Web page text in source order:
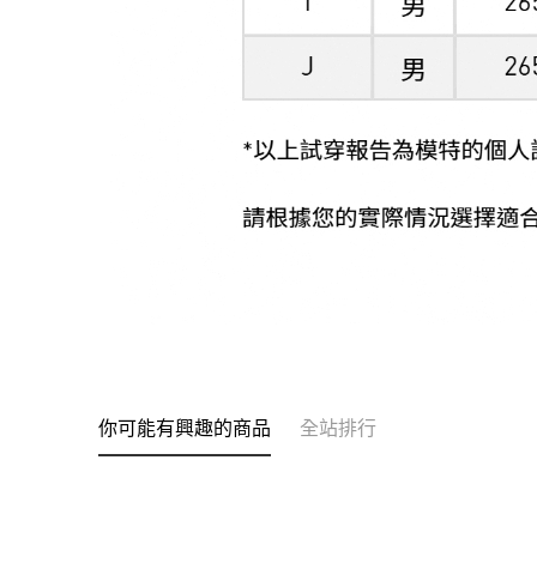
你可能有興趣的商品 全站排行